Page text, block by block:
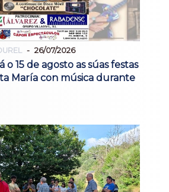
26/07/2026
o 15 de agosto as súas festas
María con música durante